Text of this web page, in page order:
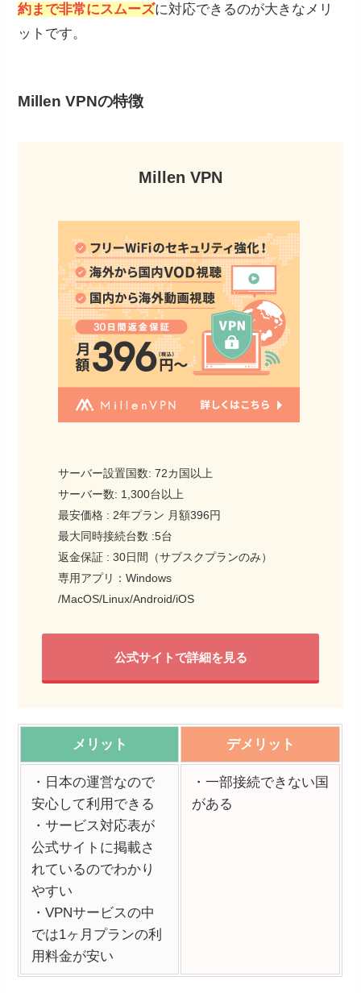
約まで非常にスムーズに対応できるのが大きなメリ
ットです。
Millen VPNの特徴
Millen VPN
サーバー設置国数: 72カ国以上
サーバー数: 1,300台以上
最安価格 : 2年プラン 月額396円
最大同時接続台数 :5台
返金保証 : 30日間（サブスクプランのみ）
専用アプリ：Windows
/MacOS/Linux/Android/iOS
公式サイトで詳細を見る
メリット デメリット
・日本の運営なので
安心して利用できる
・サービス対応表が
公式サイトに掲載さ
れているのでわかり
やすい
・VPNサービスの中
では1ヶ月プランの利
用料金が安い
・一部接続できない国
がある